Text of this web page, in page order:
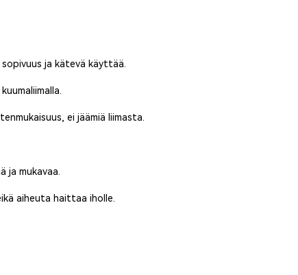
sopivuus ja kätevä käyttää.
ei jäämiä liimasta.
ja mukavaa.
aiheuta haittaa iholle.